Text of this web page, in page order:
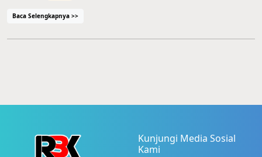
Baca Selengkapnya >>
Kunjungi Media Sosial
Kami